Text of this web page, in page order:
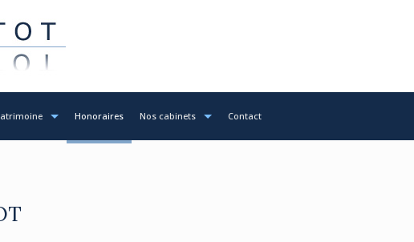
Honoraires Nos cabinets Contact